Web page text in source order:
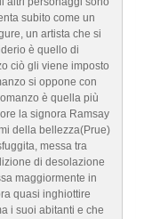
subito come un
un artista che si
è quello di
ciò gli viene imposto
si oppone con
è quella più
la signora Ramsay
della bellezza(Prue)
messa tra
di desolazione
maggiormente in
quasi inghiottire
i suoi abitanti e che